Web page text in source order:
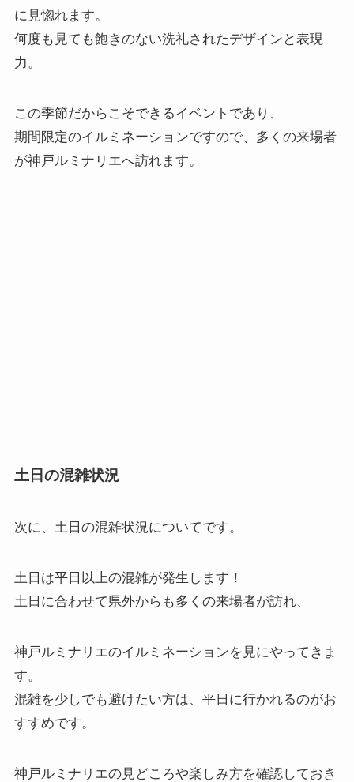
に見惚れます。
何度も見ても飽きのない洗礼されたデザインと表現
力。
この季節だからこそできるイベントであり、
期間限定のイルミネーションですので、多くの来場者
が神戸ルミナリエへ訪れます。
土日の混雑状況
次に、 土日の混雑状況についてです。
土日は平日以上の混雑が発生します！
土日に合わせて県外からも多くの来場者が訪れ、
神戸ルミナリエのイルミネーションを見にやってきま
す。
混雑を少しでも避けたい方は、平日に行かれるのがお
すすめです。
神戸ルミナリエの見どころや楽しみ方を確認しておき